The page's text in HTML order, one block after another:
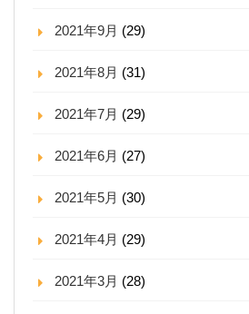
2021年9月 (29)
2021年8月 (31)
2021年7月 (29)
2021年6月 (27)
2021年5月 (30)
2021年4月 (29)
2021年3月 (28)